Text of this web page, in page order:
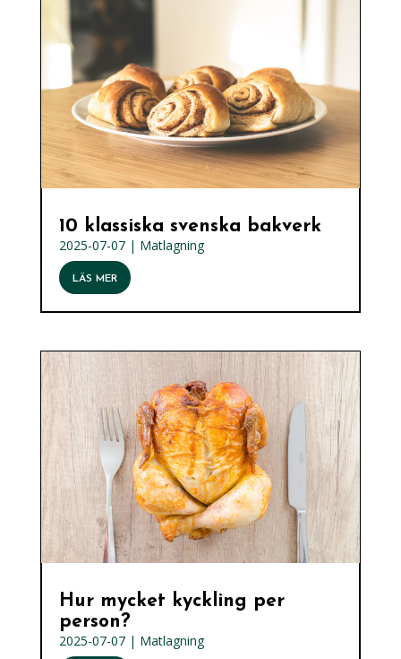
10 klassiska svenska bakverk
2025-07-07| Matlagning
LÄS MER
Hur mycket kyckling per
person?
2025-07-07| Matlagning